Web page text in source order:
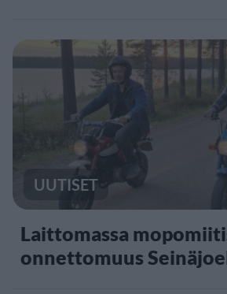
UUTISET
Laittomassa
onnettomuus